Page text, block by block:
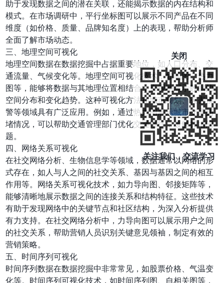
助于发现数据之间的潜在关联，还能揭示数据的内在结构和
模式。在市场调研中，平行坐标图可以展示不同产品在不同
维度（如价格、质量、品牌知名度）上的表现，帮助分析师
全面了解市场动态。
三、地理空间可视化
地理空间数据在数据挖掘中占据重要地位，如人口分布、交
通流量、气候变化等。地理空间可视化技术，如地图、热力
图等，能够将数据与其地理位置相结合，直观地展示数据的
空间分布和变化趋势。这种可视化方法在城市规划、灾害预
警等领域具有广泛应用。例如，通过热力图展示城市交通拥
堵情况，可以帮助交通管理部门优化交通路线，缓解拥堵问
题。
四、网络关系可视化
在社交网络分析、生物信息学等领域，数据通常以网络的形
式存在，如人与人之间的社交关系、基因与基因之间的相互
作用等。网络关系可视化技术，如力导向图、邻接矩阵等，
能够清晰地展示数据之间的连接关系和结构特征。这些技术
有助于发现网络中的关键节点和社区结构，为深入分析提供
有力支持。在社交网络分析中，力导向图可以展示用户之间
的社交关系，帮助营销人员识别关键意见领袖，制定有效的
营销策略。
五、时间序列可视化
时间序列数据在数据挖掘中非常常见，如股票价格、气温变
化等。时间序列可视化技术，如时间序列图、自相关图等，
关闭
关注我们，交流学习